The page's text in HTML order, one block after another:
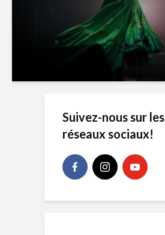
Suivez-nous sur les
réseaux sociaux!